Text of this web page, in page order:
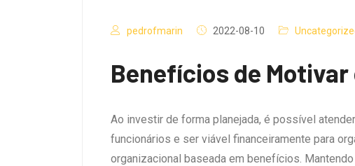
pedrofmarin 2022-08-10
Benefícios de
Ao investir de forma planejada, é possível
funcionários e ser viável financeiramente para
organizacional baseada em benefícios.